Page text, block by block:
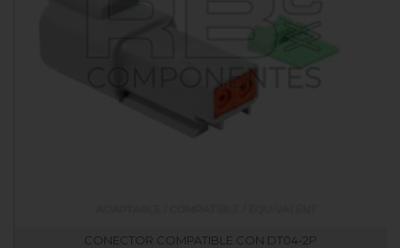
CONECTOR COMPATIBLE CON DT04-2P